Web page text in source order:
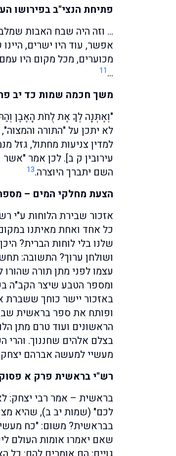
פתיחת הנצי"ב בפירושו
… וזה היה שבח האבות
אפשר, עוד היו ישרים,
מכוערים, מכל מקום היו
…
11
משך חכמה שמות כד יב
"וְאֶתְּנָה לְךָ אֶת לֻחֹת הָאֶבֶן
לא יתכן על "התורה
למדין צניעות מחתול, גזל
עירובין ק ב]. לכן אמר
השם יתברך היוצרה.13
הצעת מחלקי המים –
אזכור שבירת הלוחות ע"י
כל אחד ואחת מאיתנו
שלנו בלי לוחות הברית?
ושולחן ערוך? התשובה:
עצמו לפני מתן תורה
ומספר הטבע שיצר הקב"ה
באזכור יישר כוחך ששברת
ופותח את ספר בראשית
הראשונים ועוד טרם מתן
בצלם אלהים שחננוך. והרי
מעשיי למעשה אברהם
רש"י בראשית פרק א
בראשית – אמר רבי יצחק:
לכם" (שמות יב ב), שהיא
בבראשית? משום: "כח
שאם יאמרו אומות העולם